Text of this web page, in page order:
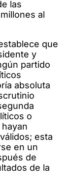
las
al
que
y
partido
absoluta
o
esta
en un
de
de la